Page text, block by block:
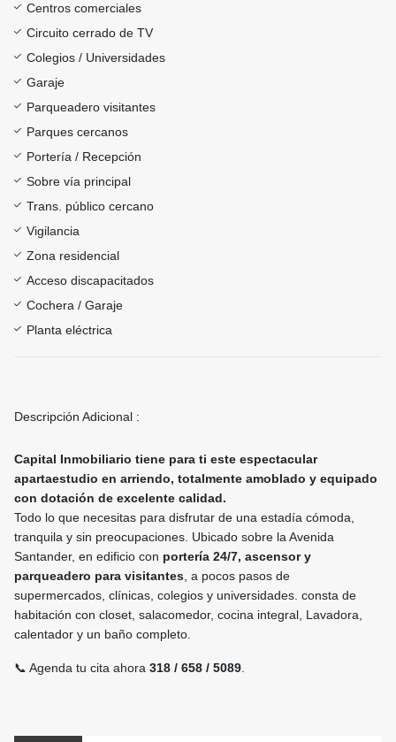
Centros comerciales
Circuito cerrado de TV
Colegios / Universidades
Garaje
Parqueadero visitantes
Parques cercanos
Portería / Recepción
Sobre vía principal
Trans. público cercano
Vigilancia
Zona residencial
Acceso discapacitados
Cochera / Garaje
Planta eléctrica
Descripción Adicional :
Capital Inmobiliario tiene para ti este espectacular
apartaestudio en arriendo, totalmente amoblado y equipado
con dotación de excelente calidad.
Todo lo que necesitas para disfrutar de una estadía cómoda,
tranquila y sin preocupaciones. Ubicado sobre la Avenida
Santander, en edificio con portería 24/7, ascensor y
parqueadero para visitantes , a pocos pasos de
supermercados, clínicas, colegios y universidades. consta de
habitación con closet, salacomedor, cocina integral, Lavadora,
calentador y un baño completo.
📞 Agenda tu cita ahora 318 / 658 / 5089